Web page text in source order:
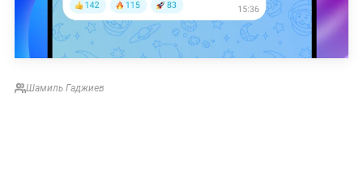
Шамиль Гаджиев